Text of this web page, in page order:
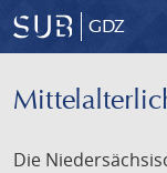
GDZ
Die